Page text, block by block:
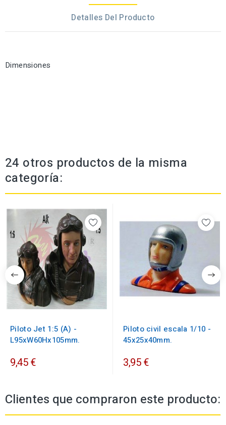
Detalles Del Producto
Dimensiones
24 otros productos de la misma
categoría:
Piloto Jet 1:5 (A) -
L95xW60Hx105mm.
9,45 €
Piloto civil escala 1/10 -
45x25x40mm.
3,95 €
Clientes que compraron este producto: